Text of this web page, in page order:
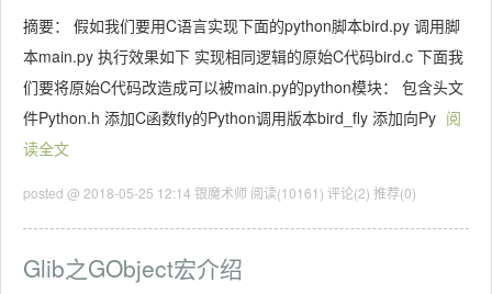
摘要： 假如我们要用C语言实现下面的python脚本bird.py 调用脚
本main.py 执行效果如下 实现相同逻辑的原始C代码bird.c 下面我
们要将原始C代码改造成可以被main.py的python模块： 包含头文
件Python.h 添加C函数fly的Python调用版本bird_fly 添加向Py 阅
读全文
posted @ 2018-05-25 12:14 银魔术师 阅读(10161) 评论(2) 推荐(0)
Glib之GObject宏介绍